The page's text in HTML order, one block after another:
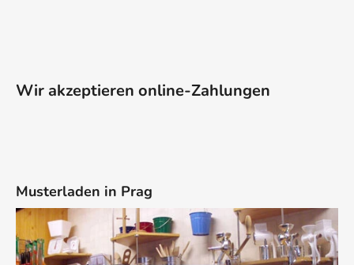
Wir akzeptieren online-Zahlungen
Musterladen in Prag